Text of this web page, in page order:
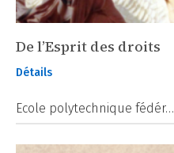
De l’Esprit des droits
Détails
Ecole polytechnique fédér…